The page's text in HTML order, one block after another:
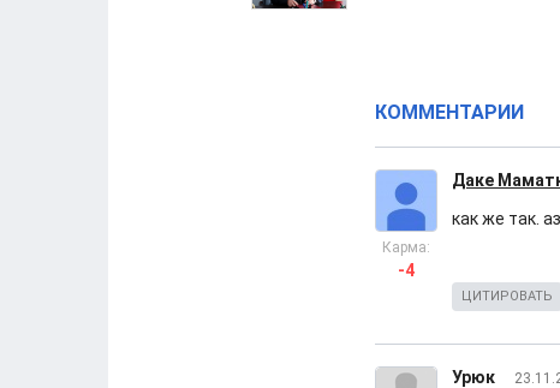
КОММЕНТАРИИ
Даке
Карма:
-4
как же так.
ЦИТИРОВАТЬ
Урюк